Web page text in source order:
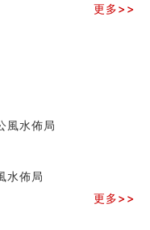
風水禁忌有哪些？有
更多>>
風水佈局
水佈局
更多>>